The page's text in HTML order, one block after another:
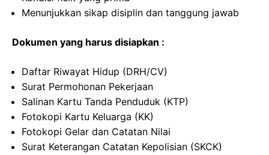
Menunjukkan sikap disiplin dan tanggung jawab
Dokumen yang harus disiapkan :
Daftar Riwayat Hidup (DRH/CV)
Surat Permohonan Pekerjaan
Salinan Kartu Tanda Penduduk (KTP)
Fotokopi Kartu Keluarga (KK)
Fotokopi Gelar dan Catatan Nilai
Surat Keterangan Catatan Kepolisian (SKCK)